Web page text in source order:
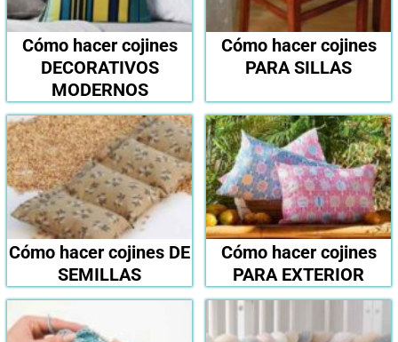
Cómo hacer cojines
DECORATIVOS
MODERNOS
Cómo hacer cojines
PARA SILLAS
Cómo hacer cojines DE
SEMILLAS
Cómo hacer cojines
PARA EXTERIOR